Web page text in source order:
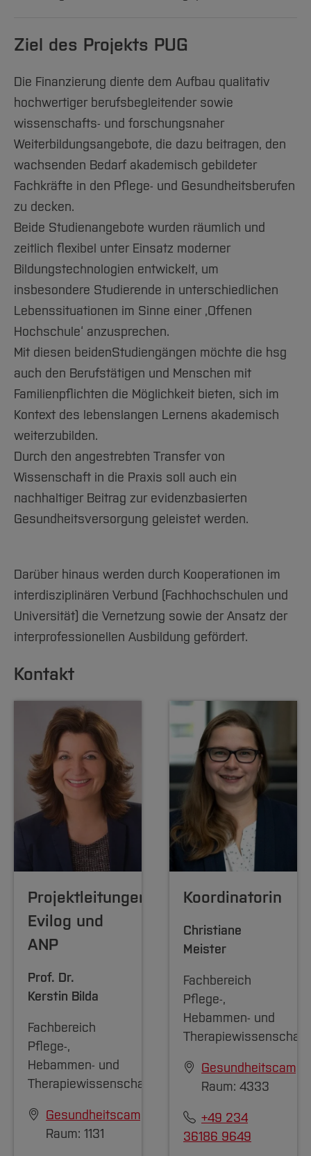
Team
Service
Fachgruppen
Forschung und Entwicklung
International
Team
Service
Amtliche Bekanntmachungen
BO Shop
Diskriminierungsfreie Hochschule
Vertretungen
Wahlen
Hochschulkommunikation
Medienzentrum
qed-Stiftung
Zentrale Studienberatung
Ziel des Projekts PUG
Die Finanzierung diente dem Aufbau qualitativ
hochwertiger berufsbegleitender sowie
wissenschafts- und forschungsnaher
Weiterbildungsangebote, die dazu beitragen, den
wachsenden Bedarf akademisch gebildeter
Fachkräfte in den Pflege- und Gesundheitsberufen
zu decken.
Beide Studienangebote wurden räumlich und
zeitlich flexibel unter Einsatz moderner
Bildungstechnologien entwickelt, um
insbesondere Studierende in unterschiedlichen
Lebenssituationen im Sinne einer ‚Offenen
Hochschule‘ anzusprechen.
Mit diesen beidenStudiengängen möchte die hsg
auch den Berufstätigen und Menschen mit
Familienpflichten die Möglichkeit bieten, sich im
Kontext des lebenslangen Lernens akademisch
weiterzubilden.
Durch den angestrebten Transfer von
Wissenschaft in die Praxis soll auch ein
nachhaltiger Beitrag zur evidenzbasierten
Gesundheitsversorgung geleistet werden.
Darüber hinaus werden durch Kooperationen im
interdisziplinären Verbund (Fachhochschulen und
Universität) die Vernetzung sowie der Ansatz der
interprofessionellen Ausbildung gefördert.
Kontakt
Projektleitungen
Evilog und
ANP
Prof. Dr.
Kerstin Bilda
Fachbereich
Pflege-,
Hebammen- und
Therapiewissenschaften
Gesundheitscampus
Raum: 1131
Koordinatorin
Christiane
Meister
Fachbereich
Pflege-,
Hebammen- und
Raum: 4333
+49 234
36186 9649